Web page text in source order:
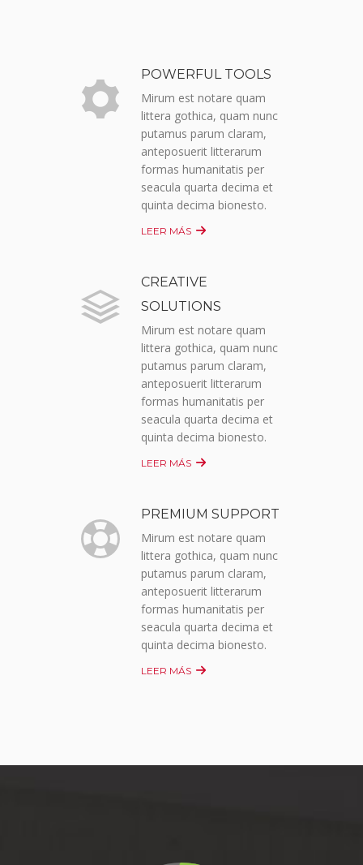
POWERFUL TOOLS
Mirum est notare quam
littera gothica, quam nunc
putamus parum claram,
anteposuerit litterarum
formas humanitatis per
seacula quarta decima et
quinta decima bionesto.
LEER MÁS
CREATIVE
SOLUTIONS
Mirum est notare quam
littera gothica, quam nunc
putamus parum claram,
anteposuerit litterarum
formas humanitatis per
seacula quarta decima et
quinta decima bionesto.
LEER MÁS
PREMIUM SUPPORT
Mirum est notare quam
littera gothica, quam nunc
putamus parum claram,
anteposuerit litterarum
formas humanitatis per
seacula quarta decima et
quinta decima bionesto.
LEER MÁS